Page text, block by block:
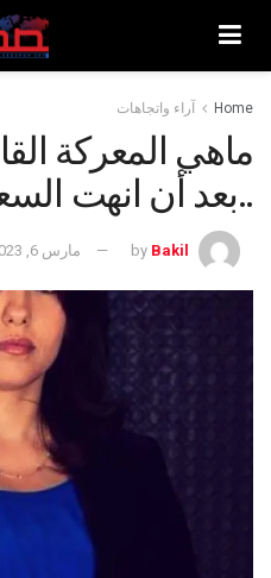
Home آراء واتجاهات
ماهي المعركة
..بعد أن انهت
by Bakil مارس 6, 2023